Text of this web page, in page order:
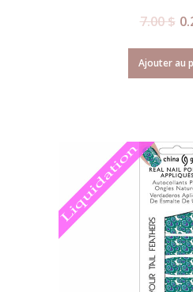
7.00$
Ajouter au